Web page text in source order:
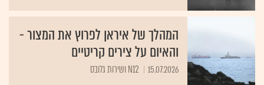
המהלך של איראן לפרוץ את המצור -
והאיום על צירים קריטיים
15.07.2026 N12 ושירות גלובס